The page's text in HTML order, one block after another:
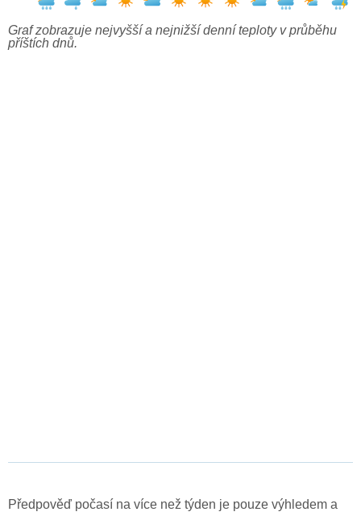
Graf zobrazuje nejvyšší a nejnižší denní teploty v průběhu
příštích dnů.
Předpověď počasí na více než týden je pouze výhledem a